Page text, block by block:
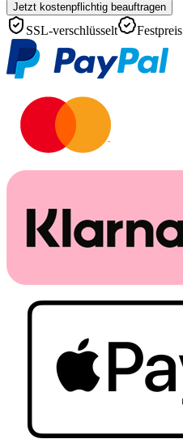
Jetzt kostenpflichtig beauftragen
SSL-verschlüsselt Festpreis